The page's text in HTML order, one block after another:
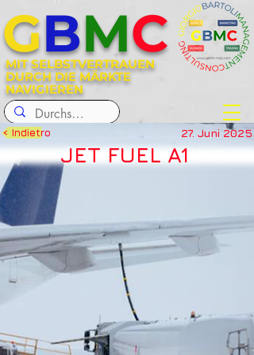
MIT SELBSTVERTRAUEN
DURCH DIE MÄRKTE
NAVIGIEREN
GBMC
< Indietro 27. Juni 2025
JET FUEL A1